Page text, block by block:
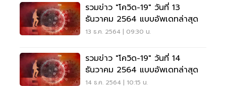
รวมข่าว "โควิด-19" วันที่ 13
ธันวาคม 2564 แบบอัพเดทล่าสุด
13 ธ.ค. 2564 | 09:30 น.
รวมข่าว "โควิด-19" วันที่ 14
ธันวาคม 2564 แบบอัพเดทล่าสุด
14 ธ.ค. 2564 | 10:15 น.